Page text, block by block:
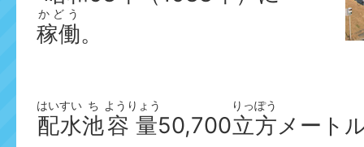
稼働
かどう
。
配水
はいすい
池
ち
容量
ようりょう
50,700立方
りっぽう
メート